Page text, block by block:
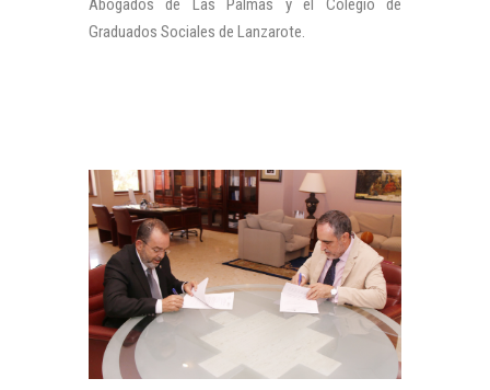
Abogados de Las Palmas y el Colegio de
Graduados Sociales de Lanzarote.